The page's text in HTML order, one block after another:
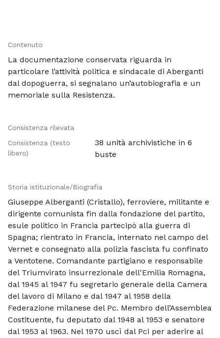
Contenuto
La documentazione conservata riguarda in
particolare l’attività politica e sindacale di Aberganti
dal dopoguerra, si segnalano un’autobiografia e un
memoriale sulla Resistenza.
Consistenza rilevata
Consistenza (testo
libero)
38 unità archivistiche in 6
buste
Storia istituzionale/Biografia
Giuseppe Alberganti (Cristallo), ferroviere, militante e
dirigente comunista fin dalla fondazione del partito,
esule politico in Francia partecipò alla guerra di
Spagna; rientrato in Francia, internato nel campo del
Vernet e consegnato alla polizia fascista fu confinato
a Ventotene. Comandante partigiano e responsabile
del Triumvirato insurrezionale dell'Emilia Romagna,
dal 1945 al 1947 fu segretario generale della Camera
del lavoro di Milano e dal 1947 al 1958 della
Federazione milanese del Pc. Membro dell’Assemblea
Costituente, fu deputato dal 1948 al 1953 e senatore
dal 1953 al 1963. Nel 1970 uscì dal Pci per aderire al